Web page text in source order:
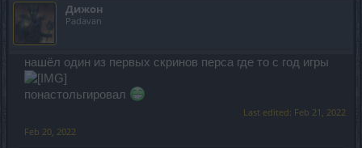
Дижон
Padavan
нашёл один из первых скринов перса где то с год игры
понастольгировал
Last edited: Feb 21, 2022
Feb 20, 2022